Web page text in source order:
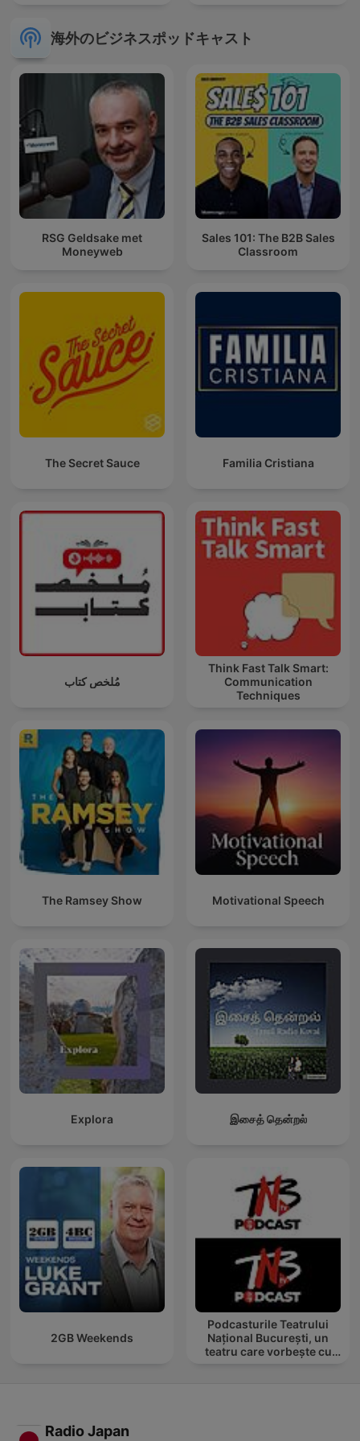
海外のビジネスポッドキャスト
RSG Geldsake met
Moneyweb
Sales 101: The B2B Sales
Classroom
The Secret Sauce Familia Cristiana
مُلخص كتاب
Think Fast Talk Smart:
Communication
Techniques
The Ramsey Show Motivational Speech
Explora இசைத் தென்றல்
2GB Weekends
Podcasturile Teatrului
Național București, un
teatru care vorbește cu
Radio Japan